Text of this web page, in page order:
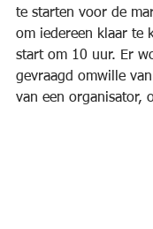
te starten voor de
om iedereen klaar te
start om 10 uur. Er
gevraagd omwille
van een organisator,